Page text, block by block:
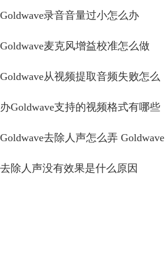
Goldwave录音音量过小怎么办
Goldwave麦克风增益校准怎么做
Goldwave从视频提取音频失败怎么
办Goldwave支持的视频格式有哪些
Goldwave去除人声怎么弄 Goldwave
去除人声没有效果是什么原因